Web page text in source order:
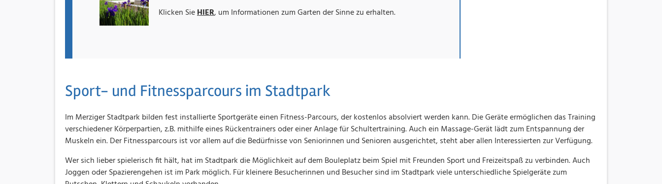
Klicken SieHIER, um Informationen zum Garten der Sinne zu erhalten.
Sport- und Fitnessparcours im Stadtpark
Im Merziger Stadtpark bilden fest installierte Sportgeräte einen Fitness-Parcours, der kostenlos absolviert werden kann. Die Geräte ermöglichen das Training
verschiedener Körperpartien, z.B. mithilfe eines Rückentrainers oder einer Anlage für Schultertraining. Auch ein Massage-Gerät lädt zum Entspannung der
Muskeln ein. Der Fitnessparcours ist vor allem auf die Bedürfnisse von Seniorinnen und Senioren ausgerichtet, steht aber allen Interessierten zur Verfügung.
Wer sich lieber spielerisch fit hält, hat im Stadtpark die Möglichkeit auf dem Bouleplatz beim Spiel mit Freunden Sport und Freizeitspaß zu verbinden. Auch
Joggen oder Spazierengehen ist im Park möglich. Für kleinere Besucherinnen und Besucher sind im Stadtpark viele unterschiedliche Spielgeräte zum